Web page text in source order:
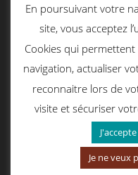
Les Fiches Techniques
Le Blog
Conditions générales de
Mentions légales
Politique de confidentialité
politique de cookies
En poursuivant votre
site, vous acceptez
Cookies qui
navigation, actualiser
reconnaitre lors de
visite et sécuriser
J'accepte
Je ne veux